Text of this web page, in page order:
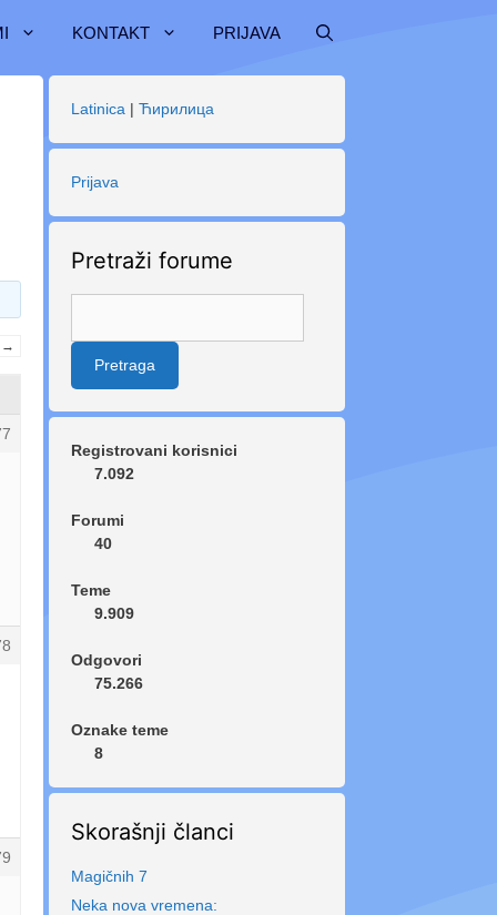
KONTAKT PRIJAVA
→
Latinica | Ћирилица
Prijava
Pretraži forume
Registrovani korisnici
7.092
Forumi
40
Teme
9.909
Odgovori
75.266
Oznake teme
8
Skorašnji članci
Magičnih 7
Neka nova vremena: